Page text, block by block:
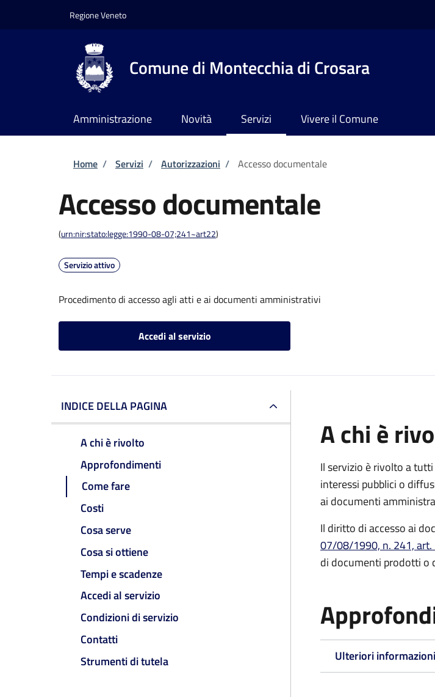
Regione Veneto
Comune di Montecchia di Crosara
Amministrazione Novità Servizi Vivere il Comune
Briciole di pane
Home / Servizi / Autorizzazioni / Accesso documentale
Accesso documentale
(urn:nir:stato:legge:1990-08-07;241~art22)
Servizio attivo
Procedimento di accesso agli atti e ai documenti amministrativi
Accedi al servizio
INDICE DELLA PAGINA
A chi è rivolto
Approfondimenti
Come fare
Costi
Cosa serve
Cosa si ottiene
Tempi e scadenze
Accedi al servizio
Condizioni di servizio
Contatti
Strumenti di tutela
A chi è
Il servizio è rivolto a
interessi pubblici o
ai documenti
Il diritto di accesso ai
07/08/1990, n. 241, art.
di documenti prodotti o
Ulteriori informazioni